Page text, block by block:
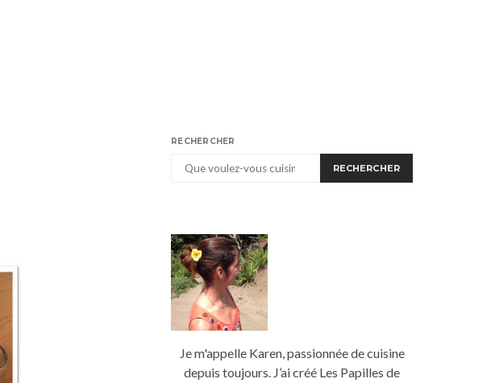
RECHERCHER
RECHERCHER
Je m'appelle Karen, passionnée de cuisine
depuis toujours. J’ai créé Les Papilles de